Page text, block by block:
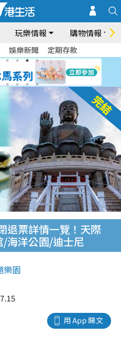
玩樂情報 購物情報
娛樂新聞 定期存款
退票詳情一覽！天際
海洋公園/迪士尼
樂園
用 App 睇文